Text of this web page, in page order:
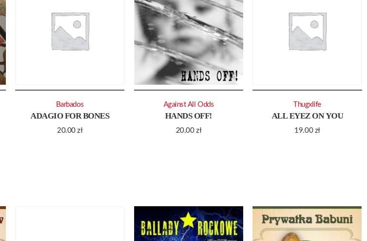
ADAGIO FOR BONES
20.00zł
Barbados
HANDS OFF!
20.00zł
Against All Odds
ALL EYEZ ON YOU
19.00 zł
Thugxlife